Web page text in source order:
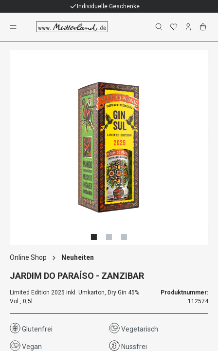
Individuelle Geschenke
Online Shop Neuheiten
JARDIM DO PARAÍSO - ZANZIBAR
Limited Edition 2025 inkl. Umkarton, Dry Gin 45%
Vol., 0,5l
Produktnummer:
112574
Glutenfrei Vegetarisch
Vegan Nussfrei